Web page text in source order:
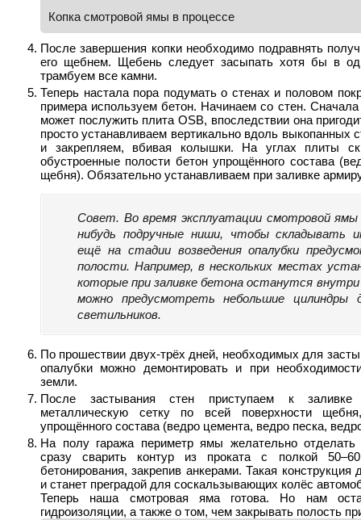
Копка смотровой ямы в процессе
После завершения копки необходимо подравнять
его щебнем. Щебень следует засыпать хотя бы в
трамбуем все камни.
Теперь настала пора подумать о стенах и половом
примера используем бетон. Начинаем со стен.
может послужить плита OSВ, впоследствии она
просто устанавливаем вертикально вдоль выкопанных
и закрепляем, вбивая колышки. На углах плиты
обустроенные полости бетон упрощённого состава
щебня). Обязательно устанавливаем при заливке
Совет. Во время эксплуатации смотровой ямы
нибудь подручные ниши, чтобы складывать
ещё на стадии возведения опалубки
полости. Например, в нескольких местах
которые при заливке бетона останутся
можно предусмотреть небольшие цилиндры
светильников.
По прошествии двух-трёх дней, необходимых для
опалубки можно демонтировать и при
земли.
После застывания стен приступаем к
металлическую сетку по всей поверхности
упрощённого состава (ведро цемента, ведро песка,
На полу гаража периметр ямы желательно
сразу сварить контур из проката с полкой
бетонирования, закрепив анкерами. Такая
и станет преградой для соскальзывающих колёс
Теперь наша смотровая яма готова. Но нам
гидроизоляции, а также о том, чем закрывать полость